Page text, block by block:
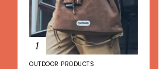
1
OUTDOOR PRODUCTS